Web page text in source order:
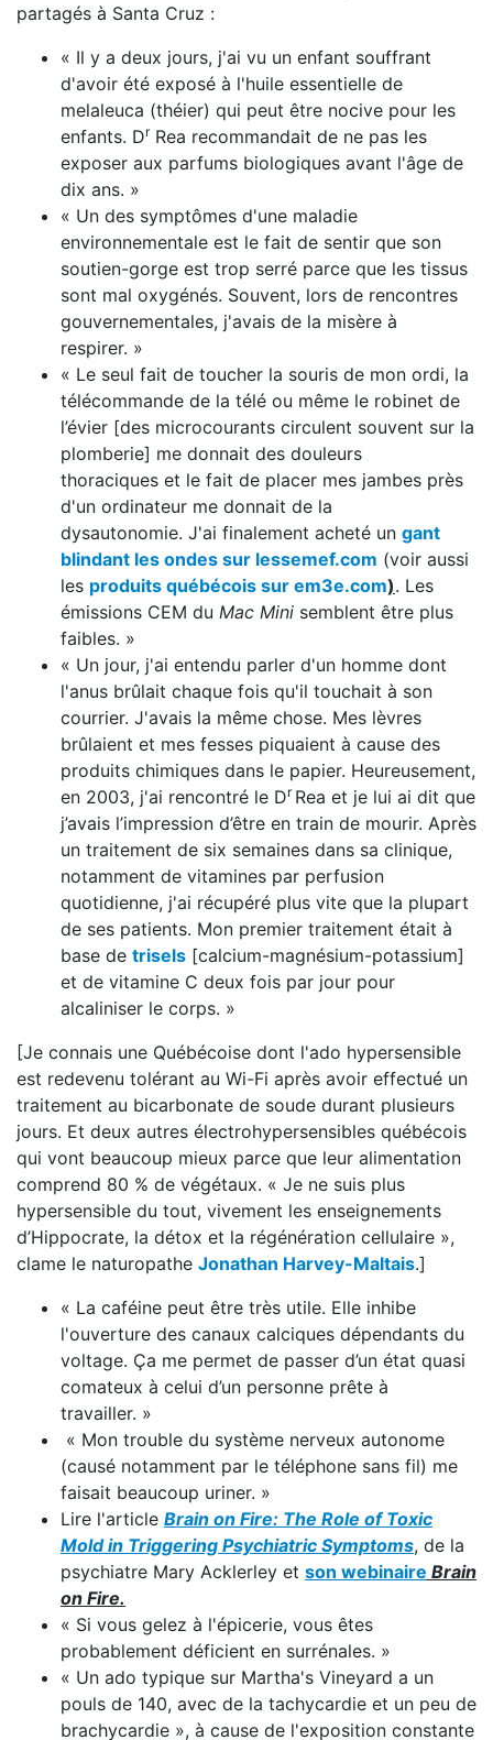
partagés à Santa Cruz :
« Il y a deux jours, j'ai vu un enfant souffrant
d'avoir été exposé à l'huile essentielle de
melaleuca (théier) qui peut être nocive pour les
enfants. DrRea recommandait de ne pas les
exposer aux parfums biologiques avant l'âge de
dix ans. »
« Un des symptômes d'une maladie
environnementale est le fait de sentir que son
soutien-gorge est trop serré parce que les tissus
sont mal oxygénés. Souvent, lors de rencontres
gouvernementales, j'avais de la misère à
respirer. »
« Le seul fait de toucher la souris de mon ordi, la
télécommande de la télé ou même le robinet de
l’évier [des microcourants circulent souvent sur la
plomberie] me donnait des douleurs
thoraciques et le fait de placer mes jambes près
d'un ordinateur me donnait de la
dysautonomie. J'ai finalement acheté un gant
blindant les ondes sur lessemef.com (voir aussi
les produits québécois sur em3e.com). Les
émissions CEM du Mac Mini semblent être plus
faibles. »
« Un jour, j'ai entendu parler d'un homme dont
l'anus brûlait chaque fois qu'il touchait à son
courrier. J'avais la même chose. Mes lèvres
brûlaient et mes fesses piquaient à cause des
produits chimiques dans le papier. Heureusement,
en 2003, j'ai rencontré le Dr Rea et je lui ai dit que
j’avais l’impression d’être en train de mourir. Après
un traitement de six semaines dans sa clinique,
notamment de vitamines par perfusion
quotidienne, j'ai récupéré plus vite que la plupart
de ses patients. Mon premier traitement était à
base de trisels [calcium-magnésium-potassium]
et de vitamine C deux fois par jour pour
alcaliniser le corps. »
[Je connais une Québécoise dont l'ado hypersensible
est redevenu tolérant au Wi-Fi après avoir effectué un
traitement au bicarbonate de soude durant plusieurs
jours. Et deux autres électrohypersensibles québécois
qui vont beaucoup mieux parce que leur alimentation
comprend 80 % de végétaux. « Je ne suis plus
hypersensible du tout, vivement les enseignements
d’Hippocrate, la détox et la régénération cellulaire »,
clame le naturopathe Jonathan Harvey-Maltais.]
« La caféine peut être très utile. Elle inhibe
l'ouverture des canaux calciques dépendants du
voltage. Ça me permet de passer d’un état quasi
comateux à celui d’un personne prête à
travailler. »
« Mon trouble du système nerveux autonome
(causé notamment par le téléphone sans fil) me
faisait beaucoup uriner. »
Lire l'article Brain on Fire: The Role of Toxic
Mold in Triggering Psychiatric Symptoms, de la
psychiatre Mary Acklerley et son webinaire Brain
on Fire.
« Si vous gelez à l'épicerie, vous êtes
probablement déficient en surrénales. »
« Un ado typique sur Martha's Vineyard a un
pouls de 140, avec de la tachycardie et un peu de
brachycardie », à cause de l'exposition constante